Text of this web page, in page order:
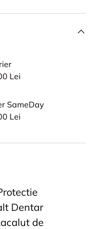
Lei
SameDay
Lei
Dentar
de